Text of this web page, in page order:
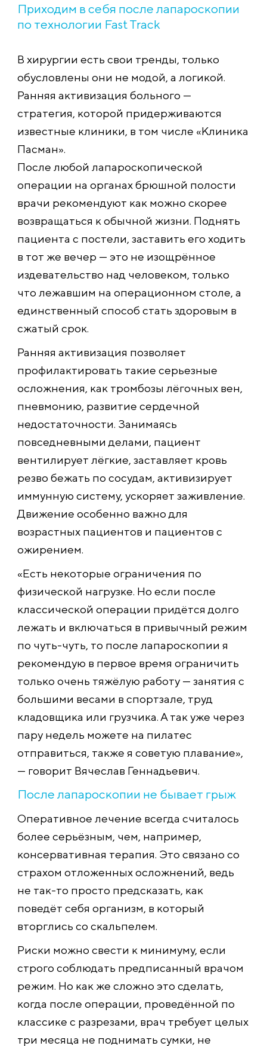
Приходим в себя после лапароскопии
по технологии Fast Track
В хирургии есть свои тренды, только
обусловлены они не модой, а логикой.
Ранняя активизация больного —
стратегия, которой придерживаются
известные клиники, в том числе «Клиника
Пасман».
После любой лапароскопической
операции на органах брюшной полости
врачи рекомендуют как можно скорее
возвращаться к обычной жизни. Поднять
пациента с постели, заставить его ходить
в тот же вечер — это не изощрённое
издевательство над человеком, только
что лежавшим на операционном столе, а
единственный способ стать здоровым в
сжатый срок.
Ранняя активизация позволяет
профилактировать такие серьезные
осложнения, как тромбозы лёгочных вен,
пневмонию, развитие сердечной
недостаточности. Занимаясь
повседневными делами, пациент
вентилирует лёгкие, заставляет кровь
резво бежать по сосудам, активизирует
иммунную систему, ускоряет заживление.
Движение особенно важно для
возрастных пациентов и пациентов с
ожирением.
«Есть некоторые ограничения по
физической нагрузке. Но если после
классической операции придётся долго
лежать и включаться в привычный режим
по чуть-чуть, то после лапароскопии я
рекомендую в первое время ограничить
только очень тяжёлую работу — занятия с
большими весами в спортзале, труд
кладовщика или грузчика. А так уже через
пару недель можете на пилатес
отправиться, также я советую плавание»,
— говорит Вячеслав Геннадьевич.
После лапароскопии не бывает грыж
Оперативное лечение всегда считалось
более серьёзным, чем, например,
консервативная терапия. Это связано со
страхом отложенных осложнений, ведь
не так-то просто предсказать, как
поведёт себя организм, в который
вторглись со скальпелем.
Риски можно свести к минимуму, если
строго соблюдать предписанный врачом
режим. Но как же сложно это сделать,
когда после операции, проведённой по
классике с разрезами, врач требует целых
три месяца не поднимать сумки, не